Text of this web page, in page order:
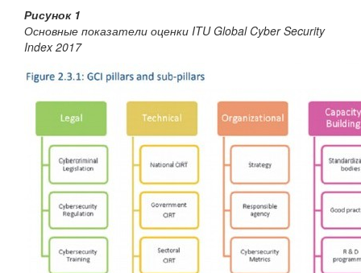
Рисунок 1
Основные показатели оценки ITU Global Cyber Security
Index 2017